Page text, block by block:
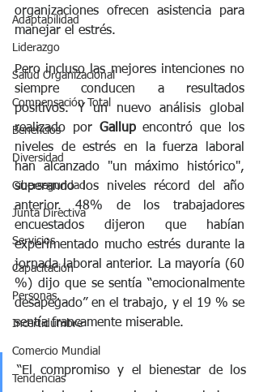
Adaptabilidad
Liderazgo
Salud Organizacional
Compensación Total
Beneficios
Diversidad
Ciberseguridad
Junta Directiva
Servicios
Capacitación
Personas.
Incertidumbre
Comercio Mundial
Tendencias
organizaciones ofrecen asistencia para
manejar el estrés.
Pero incluso las mejores intenciones no
siempre conducen a resultados
positivos. Y un nuevo análisis global
realizado por Gallup encontró que los
niveles de estrés en la fuerza laboral
han alcanzado "un máximo histórico",
superando los niveles récord del año
anterior. 48% de los trabajadores
encuestados dijeron que habían
experimentado mucho estrés durante la
jornada laboral anterior. La mayoría (60
%) dijo que se sentía “emocionalmente
desapegado” en el trabajo, y el 19 % se
sentía francamente miserable.
“El compromiso y el bienestar de los